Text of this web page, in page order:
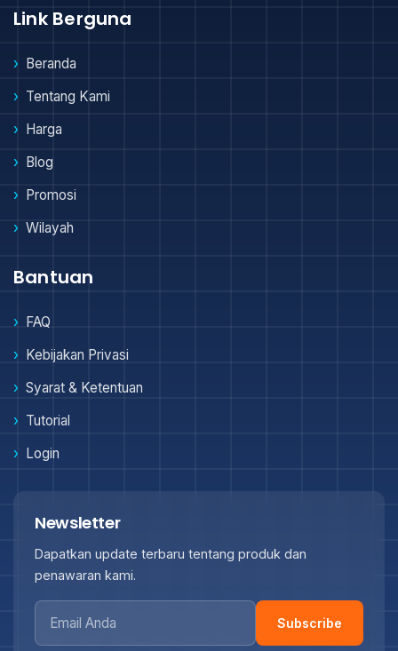
Link Berguna
Beranda
Tentang Kami
Harga
Blog
Promosi
Wilayah
Bantuan
FAQ
Kebijakan Privasi
Syarat & Ketentuan
Tutorial
Login
Newsletter
Dapatkan update terbaru tentang produk dan
penawaran kami.
Subscribe